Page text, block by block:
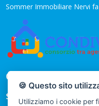
Sommer Immobiliare Nervi
CONTATTI
Sommer Immobiliare
🍪 Questo sito
Utilizziamo i cookie per